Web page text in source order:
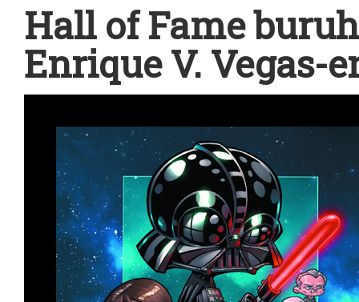
Hall of Fame
Enrique V. Vegas-